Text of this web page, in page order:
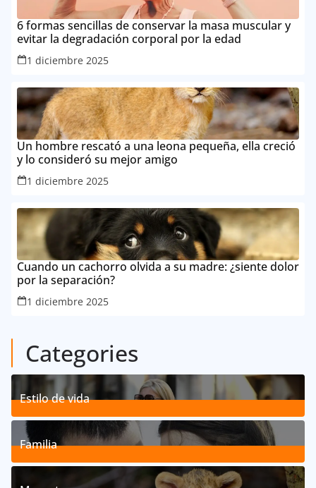
6 formas sencillas de conservar la masa muscular y
evitar la degradación corporal por la edad
1 diciembre 2025
Un hombre rescató a una leona pequeña, ella creció
y lo consideró su mejor amigo
1 diciembre 2025
Cuando un cachorro olvida a su madre: ¿siente dolor
por la separación?
1 diciembre 2025
Categories
Estilo de vida
192Posts
Familia
527Posts